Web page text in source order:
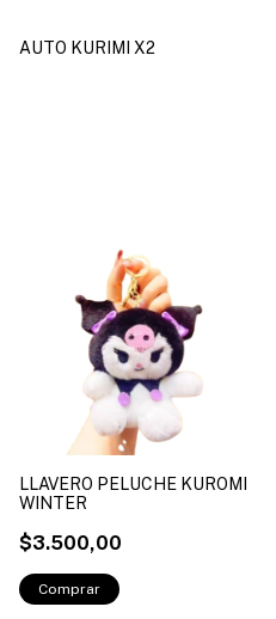
AUTO KURIMI X2
LLAVERO PELUCHE KUROMI
WINTER
$3.500,00